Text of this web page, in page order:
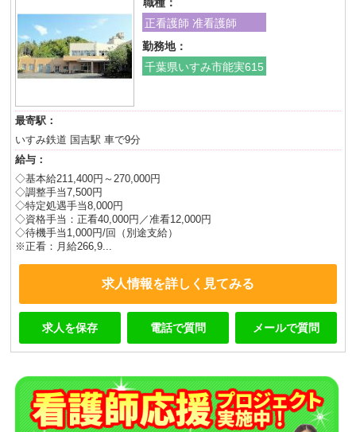
正看護師 准看護師
勤務地：
千葉県いすみ市能実615
最寄駅：
いすみ鉄道 国吉駅 車で9分
給与：
◇基本給211,400円～270,000円
◇調整手当7,500円
◇特定処遇手当8,000円
◇資格手当：正看40,000円／准看12,000円
◇待機手当1,000円/回（別途支給）
※正看：月給266,9...
求人情報を詳しく見てみる
求人を保存 電話で質問 メールで質問